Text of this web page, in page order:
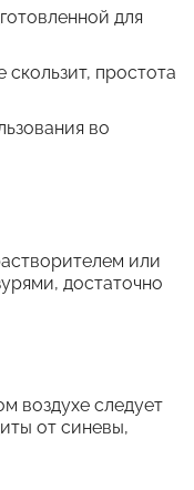
для
простота
во
или
достаточно
воздухе следует
от синевы,